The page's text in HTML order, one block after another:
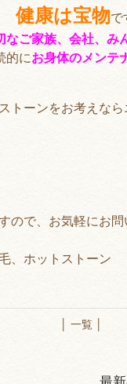
健康は宝物で
なご家族、会社、み
的にお身体のメンテ
ーンをお考えなら
で、お気軽にお問
、ホットストーン
│ 一覧 │